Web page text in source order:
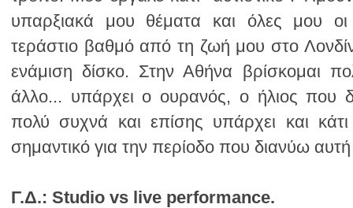
σημαντικό για την περίοδο που διανύω
Γ.Δ.: Studio vs live performance.